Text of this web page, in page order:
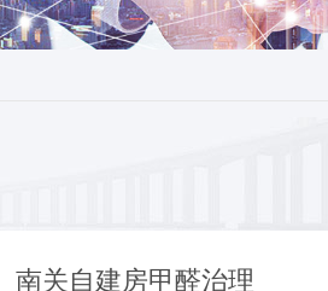
南关自建房甲醛治理